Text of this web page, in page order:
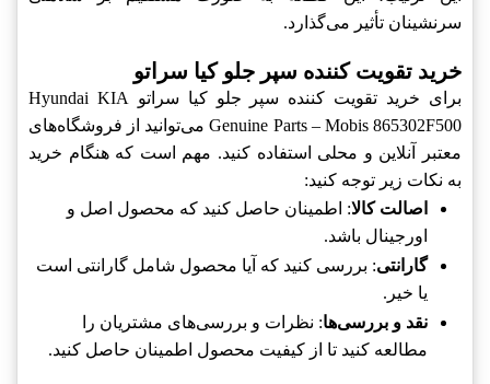
سرنشینان تأثیر می‌گذارد.
خرید تقویت کننده سپر جلو کیا سراتو
برای خرید تقویت کننده سپر جلو کیا سراتو Hyundai KIA
Genuine Parts – Mobis 865302F500 می‌توانید از فروشگاه‌های
معتبر آنلاین و محلی استفاده کنید. مهم است که هنگام خرید
به نکات زیر توجه کنید:
اصالت کالا: اطمینان حاصل کنید که محصول اصل و
اورجینال باشد.
گارانتی: بررسی کنید که آیا محصول شامل گارانتی است
یا خیر.
نقد و بررسی‌ها: نظرات و بررسی‌های مشتریان را
مطالعه کنید تا از کیفیت محصول اطمینان حاصل کنید.